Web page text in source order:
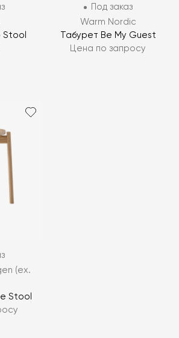
Stool
Под заказ
Warm Nordic
Табурет Be My Guest
Цена по запросу
(ex.
Stool